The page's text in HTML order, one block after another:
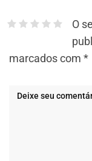
O
marcados com *